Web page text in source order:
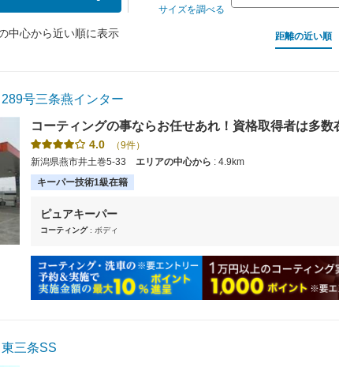
サイズを調べる
中心から近い順に表示
距離の近い順
号三条燕インター
コーティングの事ならお任せあれ！資格取得者は多
るお悩み相談も随時受け付けております。【使えます
4.0
（9件）
新潟県燕市井土巻5-33
エリアの中心から : 4.9km
キーパー技術1級在籍
ピュアキーパー
コーティング: ボディ
三条SS